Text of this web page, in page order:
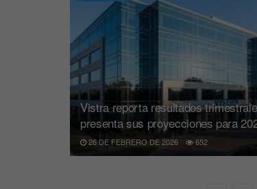
Vistra reporta resultados
presenta sus proyecciones para
26 DE FEBRERO DE 2026 652